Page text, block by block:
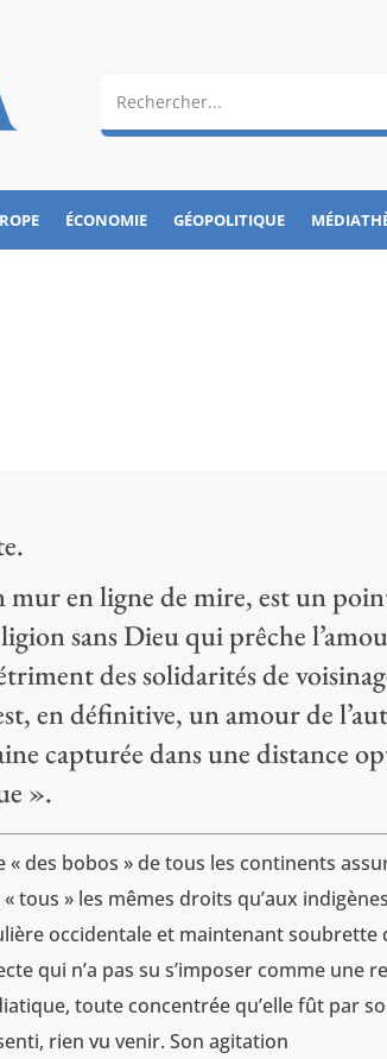
ÉCONOMIE GÉOPOLITIQUE
mur en ligne de mire, est un
sans Dieu qui prêche
des solidarités de
en définitive, un amour de
capturée dans une distance
».
des bobos » de tous les continents
tous » les mêmes droits qu’aux
occidentale et maintenant soubrette
qui n’a pas su s’imposer comme une
toute concentrée qu’elle fût par
rien vu venir. Son agitation